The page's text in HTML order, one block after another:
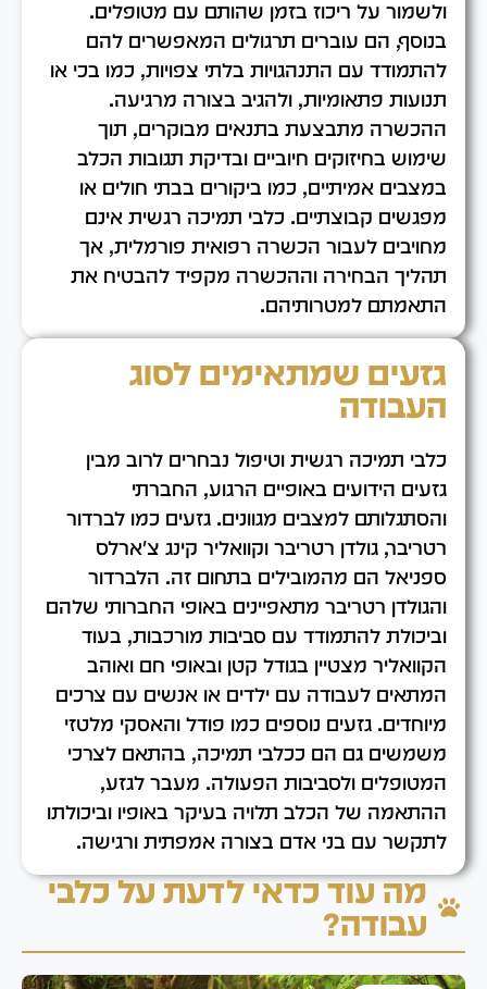
ולשמור על ריכוז בזמן שהותם עם מטופלים.
בנוסף, הם עוברים תרגולים המאפשרים להם
להתמודד עם התנהגויות בלתי צפויות, כמו בכי או
תנועות פתאומיות, ולהגיב בצורה מרגיעה.
ההכשרה מתבצעת בתנאים מבוקרים, תוך
שימוש בחיזוקים חיוביים ובדיקת תגובות הכלב
במצבים אמיתיים, כמו ביקורים בבתי חולים או
מפגשים קבוצתיים. כלבי תמיכה רגשית אינם
מחויבים לעבור הכשרה רפואית פורמלית, אך
תהליך הבחירה וההכשרה מקפיד להבטיח את
התאמתם למטרותיהם.
גזעים שמתאימים לסוג
העבודה
כלבי תמיכה רגשית וטיפול נבחרים לרוב מבין
גזעים הידועים באופיים הרגוע, החברתי
והסתגלותם למצבים מגוונים. גזעים כמו לברדור
רטריבר, גולדן רטריבר וקוואליר קינג צ'ארלס
ספניאל הם מהמובילים בתחום זה. הלברדור
והגולדן רטריבר מתאפיינים באופי החברותי שלהם
וביכולת להתמודד עם סביבות מורכבות, בעוד
הקוואליר מצטיין בגודל קטן ובאופי חם ואוהב
המתאים לעבודה עם ילדים או אנשים עם צרכים
מיוחדים. גזעים נוספים כמו פודל והאסקי מלטזי
משמשים גם הם ככלבי תמיכה, בהתאם לצרכי
המטופלים ולסביבות הפעולה. מעבר לגזע,
ההתאמה של הכלב תלויה בעיקר באופיו וביכולתו
לתקשר עם בני אדם בצורה אמפתית ורגישה.
מה עוד כדאי לדעת על כלבי
עבודה?